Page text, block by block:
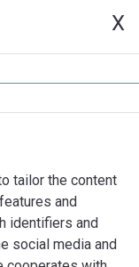
X
tailor the content
and
identifiers and
social media and